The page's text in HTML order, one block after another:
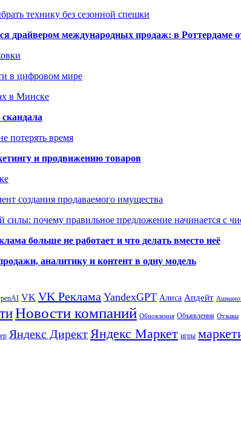
технику без сезонной спешки
драйвером международных продаж: в Роттердаме
в цифровом мире
в Минске
потерять время
и продвижению товаров
создания продаваемого имущества
почему правильное предложение начинается с
больше не работает и что делать вместо неё
аналитику и контент в одну модель
VK VK Реклама YandexGPT Алиса Апдейт
Новости компаний Обновления Объявления Отзывы
Яндекс Директ Яндекс Маркет игры